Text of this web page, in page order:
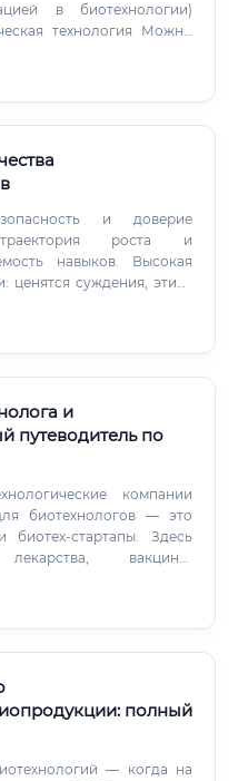
по лаборатории
сообществах в
в биотехнологии)
Лаборант-
с оборудованием под
и доверие
роста и
навыков. Высокая
ценятся суждения, этика
и
путеводитель по
компании
биотехнологов — это
биотех-стартапы. Здесь
вакцины,
полный
— когда на